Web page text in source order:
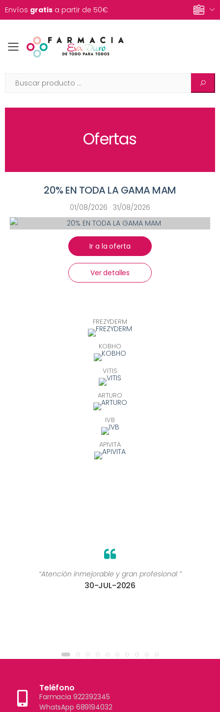
Envíos gratis a partir de 50€
Toggle mobile menu
Ofertas
20% EN TODA LA GAMA MAM
01/08/2026 · 31/08/2026
Ir a la oferta
Ver detalles
FREZYDERM
KOBHO
VITIS
ARTURO
IVB
APIVITA
“Atención inmejorable y gran profesional ”
30-JUL-2026
Teléfono
Farmacia 922392345
WhatsApp 689194032